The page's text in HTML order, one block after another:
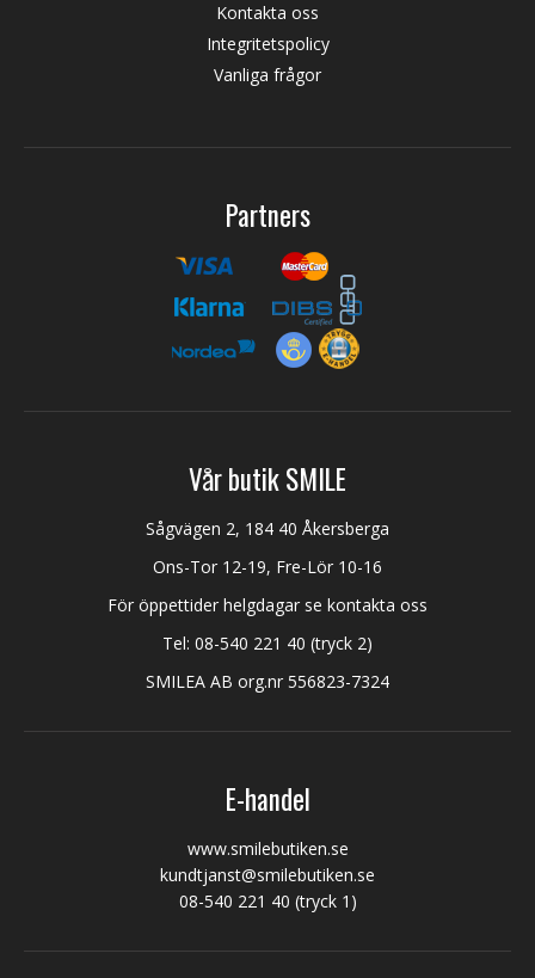
Kontakta oss
Integritetspolicy
Vanliga frågor
Partners
Vår butik SMILE
Sågvägen 2, 184 40 Åkersberga
Ons-Tor 12-19, Fre-Lör 10-16
För öppettider helgdagar se kontakta oss
Tel: 08-540 221 40 (tryck 2)
SMILEA AB org.nr 556823-7324
E-handel
www.smilebutiken.se
kundtjanst@smilebutiken.se
08-540 221 40 (tryck 1)